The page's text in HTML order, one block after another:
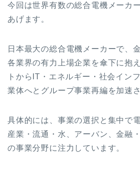
今回は世界有数の総合電機メーカ
あげます。
日本最大の総合電機メーカーで、
各業界の有力上場企業を傘下に抱
トからIT・エネルギー・社会イン
業体へとグループ事業再編を加速
具体的には、事業の選択と集中で
産業・流通・水、アーバン、金融
の事業分野に注力しています。